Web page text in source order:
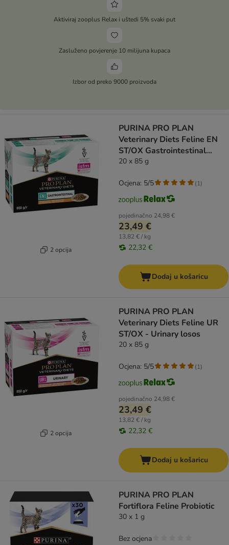
Aktiviraj zooplus Relax i uštedi 5% svaki put
Zasluženo povjerenje 10 milijuna kupaca
Izbor od preko 9000 proizvoda
2 opcija
PURINA PRO PLAN
Veterinary Diets Feline EN
ST/OX Gastrointestinal
piletina
20 x 85 g
pojedinačno 24,98 €
23,49 €
13,82 € / kg
22,32 €
Ocjena: 5/5 (1)
Dodaj u košaricu
2 opcija
PURINA PRO PLAN
Veterinary Diets Feline UR
ST/OX - Urinary losos
20 x 85 g
pojedinačno 24,98 €
23,49 €
13,82 € / kg
22,32 €
Ocjena: 5/5 (1)
Dodaj u košaricu
PURINA PRO PLAN
Fortiflora Feline Probiotic
30 x 1 g
Bez ocjena